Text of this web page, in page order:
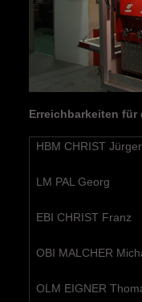
Erreichbarkeiten für
HBM CHRIST
LM PAL Georg
EBI CHRIST Franz
OBI MALCHER
OLM EIGNER